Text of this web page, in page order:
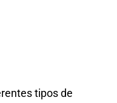
tipos de